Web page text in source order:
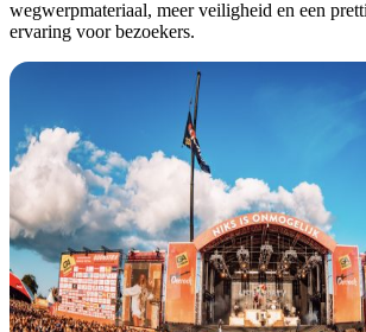
wegwerpmateriaal, meer veiligheid en een
ervaring voor bezoekers.